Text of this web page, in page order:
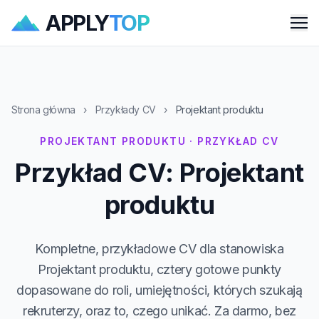
APPLYTOP
Strona główna › Przykłady CV › Projektant produktu
PROJEKTANT PRODUKTU · PRZYKŁAD CV
Przykład CV: Projektant
produktu
Kompletne, przykładowe CV dla stanowiska
Projektant produktu, cztery gotowe punkty
dopasowane do roli, umiejętności, których szukają
rekruterzy, oraz to, czego unikać. Za darmo, bez